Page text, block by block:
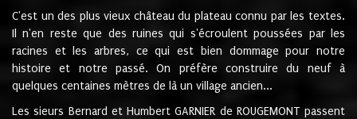
C'est un des plus vieux château du plateau connu par les textes.
Il n'en reste que des ruines qui s'écroulent poussées par les
racines et les arbres, ce qui est bien dommage pour notre
histoire et notre passé. On préfère construire du neuf à
quelques centaines mètres de là un village ancien...
Les sieurs Bernard et Humbert GARNIER de ROUGEMONT passent